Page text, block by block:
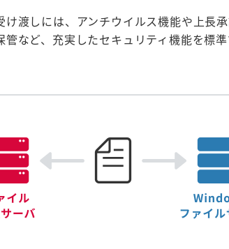
け渡しには、アンチウイルス機能や上長
管など、充実したセキュリティ機能を標